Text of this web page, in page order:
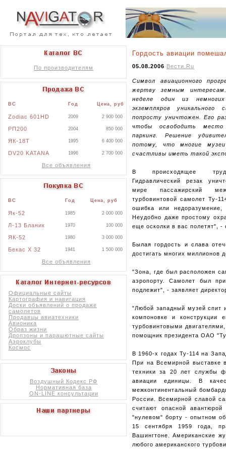
По производителям
ВС Год Цена, руб
Zodiac 601HD 2009 2 900 000
РП200 2004 850 000
ЯК-18Т 1995 6 400 000
DV20 KATANA 1996 2 700 000
Все объявления
ВС Год Цена, руб
Як-52 1985 2 000 000
Л-13 Бланик 1970 100 000
ЯК-52 1980 3 000 000
Бекас X 32 1941 1 500 000
Все объявления
Официальные сайты
Картография и навигация
Доски объявлений о продаже
самолетов
Продавцы авиатехники
Авионика
Образ жизни
Дропзоны и парашютные сайты
Аэроклубы
Космос
Воздушный Кодекс РФ
Нормативная база
ON-LINE консультации
Гордость авиации
05.08.2006 Вести.Ru
Символ авиационного
жертву земным
неделе один из немногих
экземпляров уникального
попросту уничтожен. Его
чтобы освободить место
паркинг. Решение
потому, что многие
счастливы иметь такой
В происходящее
Гидравлический резак
мире пассажирский
турбовинтовой самолет Ту-
ошибка или
Неудобно даже простому
еще осколки в вас полетят", -
Былая гордость и слава
достигать многих миллионов
"Зона, где был расположен
аэропорту. Самолет был
подлежит", - заявляет
"Любой западный музей спит
компоновке и
турбовинтовыми
помощник президента ОАО
В 1960-х годах Ту-114 на
При на Всемирной выставке
техники за 20 лет службы
авиации единицы. В
межконтинентальный
России. Всемирной славой
считают опасной
"нулевом" борту - опытном
15 сентября 1959 года,
Вашингтоне. Американские
любого американского